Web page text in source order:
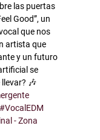
las puertas
Good”, un
que nos
artista que
y un futuro
se
🎶
#VocalEDM
- Zona